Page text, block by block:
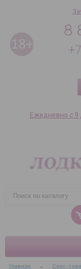
8
Ежедневно с 9
Главная → Секс-